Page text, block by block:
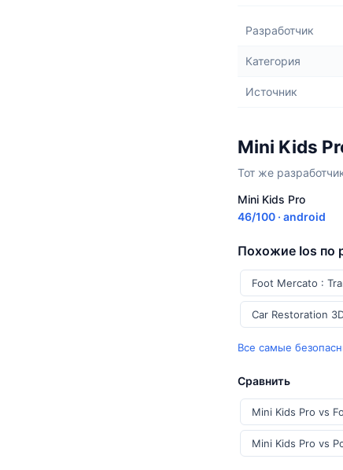
Разработчик
Категория
Источник
Mini Kids
Тот же
Mini Kids Pro
46/100 · android
Похожие Ios по
Foot Mercato :
Car Restoration
Все самые
Сравнить
Mini Kids Pro vs
Mini Kids Pro vs